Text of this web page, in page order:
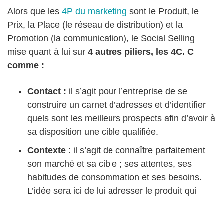
Alors que les 4P du marketing sont le Produit, le
Prix, la Place (le réseau de distribution) et la
Promotion (la communication), le Social Selling
mise quant à lui sur 4 autres piliers, les 4C. C
comme :
Contact : il s’agit pour l’entreprise de se
construire un carnet d’adresses et d’identifier
quels sont les meilleurs prospects afin d’avoir à
sa disposition une cible qualifiée.
Contexte : il s’agit de connaître parfaitement
son marché et sa cible ; ses attentes, ses
habitudes de consommation et ses besoins.
L’idée sera ici de lui adresser le produit qui